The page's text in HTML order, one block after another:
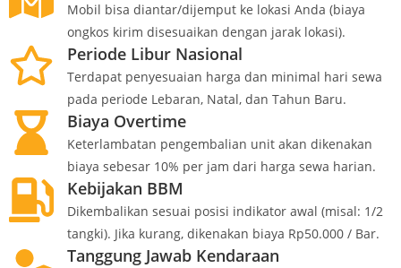
Mobil bisa diantar/dijemput ke lokasi Anda (biaya
ongkos kirim disesuaikan dengan jarak lokasi).
Periode Libur Nasional
Terdapat penyesuaian harga dan minimal hari sewa
pada periode Lebaran, Natal, dan Tahun Baru.
Biaya Overtime
Keterlambatan pengembalian unit akan dikenakan
biaya sebesar 10% per jam dari harga sewa harian.
Kebijakan BBM
Dikembalikan sesuai posisi indikator awal (misal: 1/2
tangki). Jika kurang, dikenakan biaya Rp50.000 / Bar.
Tanggung Jawab Kendaraan